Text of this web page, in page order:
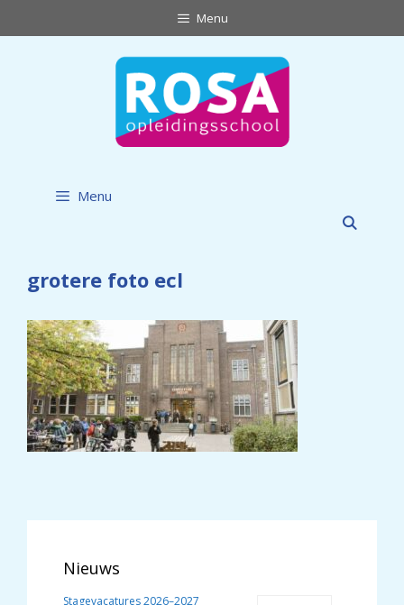
naar
Menu
Menu
grotere foto ecl
Nieuws
Stagevacatures 2026–2027